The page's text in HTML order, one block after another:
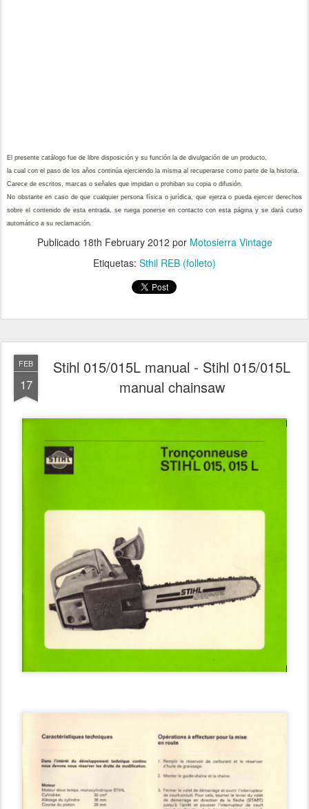
El presente catálogo fue de libre disposición y su función la de divulgación de un producto,
la cual con el paso de los años continúa ejerciendo la misma al recuperarse como parte de la historia.
Carece de escritos, marcas o señales que impidan o prohiban su copia o difusión.
No obstante en caso de que cualquier persona física o jurídica, que ejerza o pueda ejercer derechos
sobre el contenido de esta entrada, se ruega ponerse en contacto con esta página y se dará curso
automático a su reclamación.
Publicado 18th February 2012 por Motosierra Vintage
Etiquetas: Sthil REB (folleto)
FEB
17
Stihl 015/015L manual - Stihl 015/015L
manual chainsaw